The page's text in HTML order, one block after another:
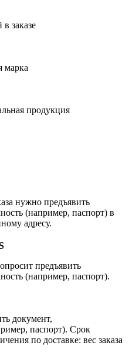
заказе
марка
продукция
нужно предъявить
(например, паспорт) в
адресу.
предъявить
(например, паспорт).
документ,
паспорт). Срок
по доставке: вес заказа